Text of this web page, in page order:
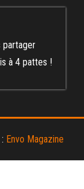
partager
à 4 pattes !
Envo Magazine